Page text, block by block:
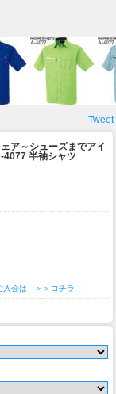
Tweet
ア～シューズまでアイ
4077 半袖シャツ
入会は ＞＞コチラ